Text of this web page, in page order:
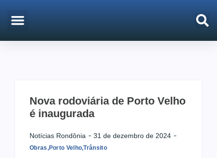
Nova rodoviária de Porto Velho
é inaugurada
Notícias Rondônia 31 de dezembro de 2024
Obras,Porto Velho,Trânsito